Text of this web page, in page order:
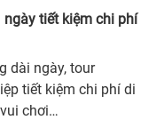
tiết kiệm chi phí
dài ngày, tour
tiết kiệm chi phí di
chơi…